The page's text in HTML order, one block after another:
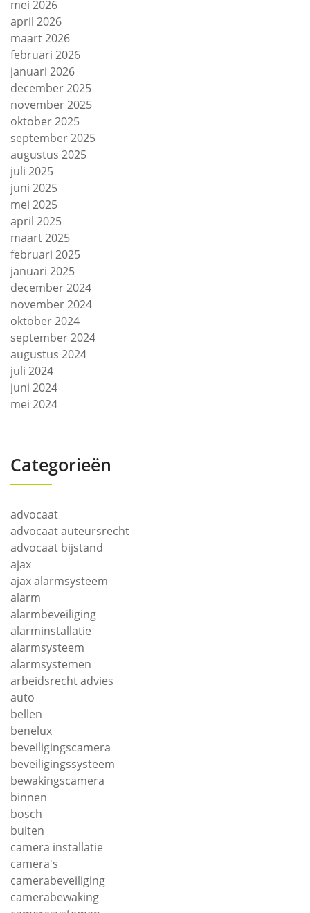
mei 2026
april 2026
maart 2026
februari 2026
januari 2026
december 2025
november 2025
oktober 2025
september 2025
augustus 2025
juli 2025
juni 2025
mei 2025
april 2025
maart 2025
februari 2025
januari 2025
december 2024
november 2024
oktober 2024
september 2024
augustus 2024
juli 2024
juni 2024
mei 2024
Categorieën
advocaat
advocaat auteursrecht
advocaat bijstand
ajax
ajax alarmsysteem
alarm
alarmbeveiliging
alarminstallatie
alarmsysteem
alarmsystemen
arbeidsrecht advies
auto
bellen
benelux
beveiligingscamera
beveiligingssysteem
bewakingscamera
binnen
bosch
buiten
camera installatie
camera's
camerabeveiliging
camerabewaking